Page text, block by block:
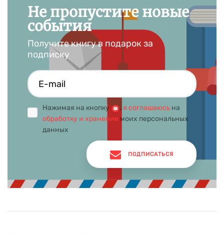
Не пропустите новые
события
Получите книгу в подарок за
подписку
Нажимая на кнопку , я соглашаюсь на
обработку и хранение моих персональных
данных
ПОДПИСАТЬСЯ